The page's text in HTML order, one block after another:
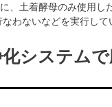
、土着酵母のみ使用し
わないなどを実行して
システム